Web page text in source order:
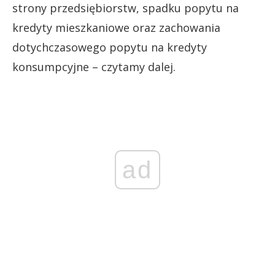
strony przedsiębiorstw, spadku popytu na
kredyty mieszkaniowe oraz zachowania
dotychczasowego popytu na kredyty
konsumpcyjne – czytamy dalej.
ad